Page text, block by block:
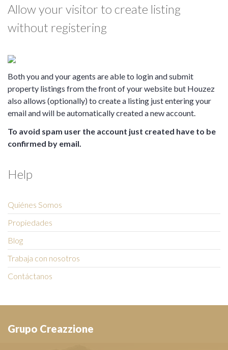
Allow your visitor to create listing
without registering
Both you and your agents are able to login and submit
property listings from the front of your website but Houzez
also allows (optionally) to create a listing just entering your
email and will be automatically created a new account.
To avoid spam user the account just created have to be
confirmed by email.
Help
Quiénes Somos
Propiedades
Blog
Trabaja con nosotros
Contáctanos
Grupo Creazzione